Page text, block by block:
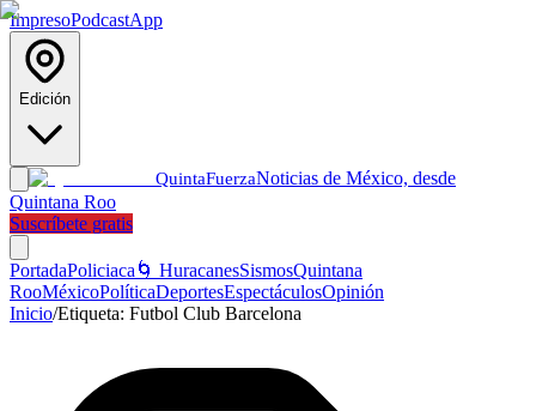
ImpresoPodcastApp
Edición
QuintaFuerzaNoticias de México, desde
Quintana Roo
Suscríbete gratis
PortadaPoliciaca 🌀 HuracanesSismosQuintana
RooMéxicoPolíticaDeportesEspectáculosOpinión
Inicio/Etiqueta: Futbol Club Barcelona